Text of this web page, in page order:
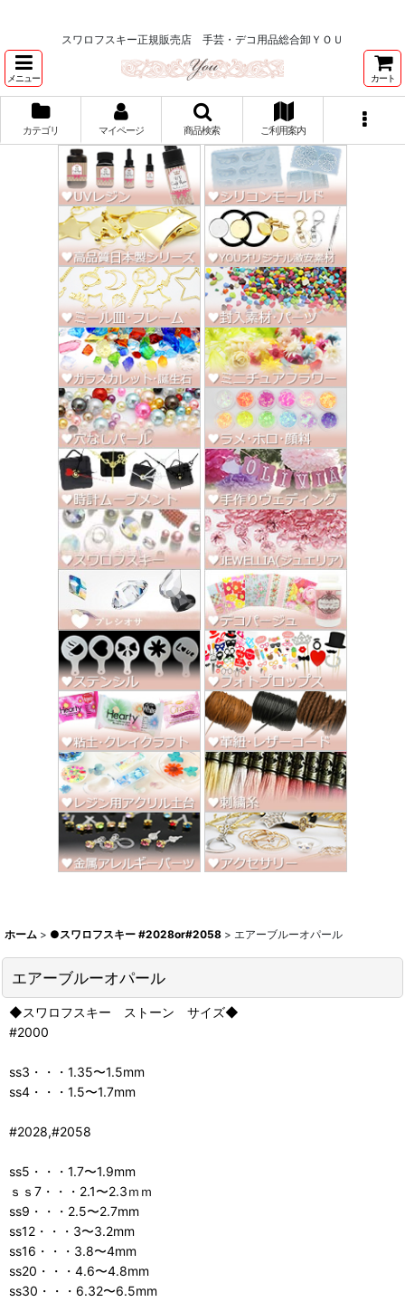
スワロフスキー正規販売店 手芸・デコ用品総合卸ＹＯＵ
メニュー カート
カテゴリ マイページ 商品検索 ご利用案内
ホーム > ●スワロフスキー #2028or#2058 > エアーブルーオパール
エアーブルーオパール
◆スワロフスキー ストーン サイズ◆
#2000
ss3・・・1.35〜1.5mm
ss4・・・1.5〜1.7mm
#2028,#2058
ss5・・・1.7〜1.9mm
ｓｓ7・・・2.1〜2.3ｍｍ
ss9・・・2.5〜2.7mm
ss12・・・3〜3.2mm
ss16・・・3.8〜4mm
ss20・・・4.6〜4.8mm
ss30・・・6.32〜6.5mm